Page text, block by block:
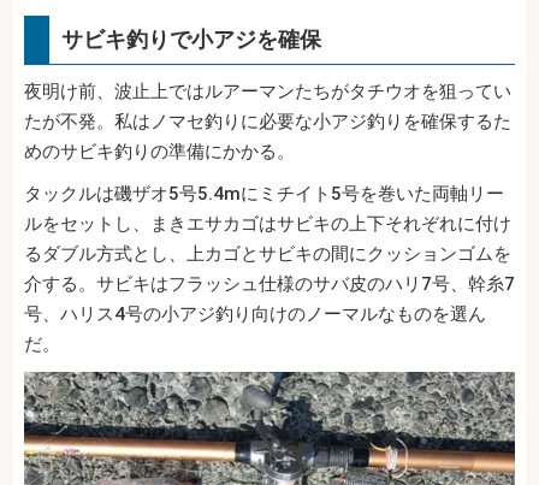
サビキ釣りで小アジを確保
夜明け前、波止上ではルアーマンたちがタチウオを狙ってい
たが不発。私はノマセ釣りに必要な小アジ釣りを確保するた
めのサビキ釣りの準備にかかる。
タックルは磯ザオ5号5.4mにミチイト5号を巻いた両軸リー
ルをセットし、まきエサカゴはサビキの上下それぞれに付け
るダブル方式とし、上カゴとサビキの間にクッションゴムを
介する。サビキはフラッシュ仕様のサバ皮のハリ7号、幹糸7
号、ハリス4号の小アジ釣り向けのノーマルなものを選ん
だ。